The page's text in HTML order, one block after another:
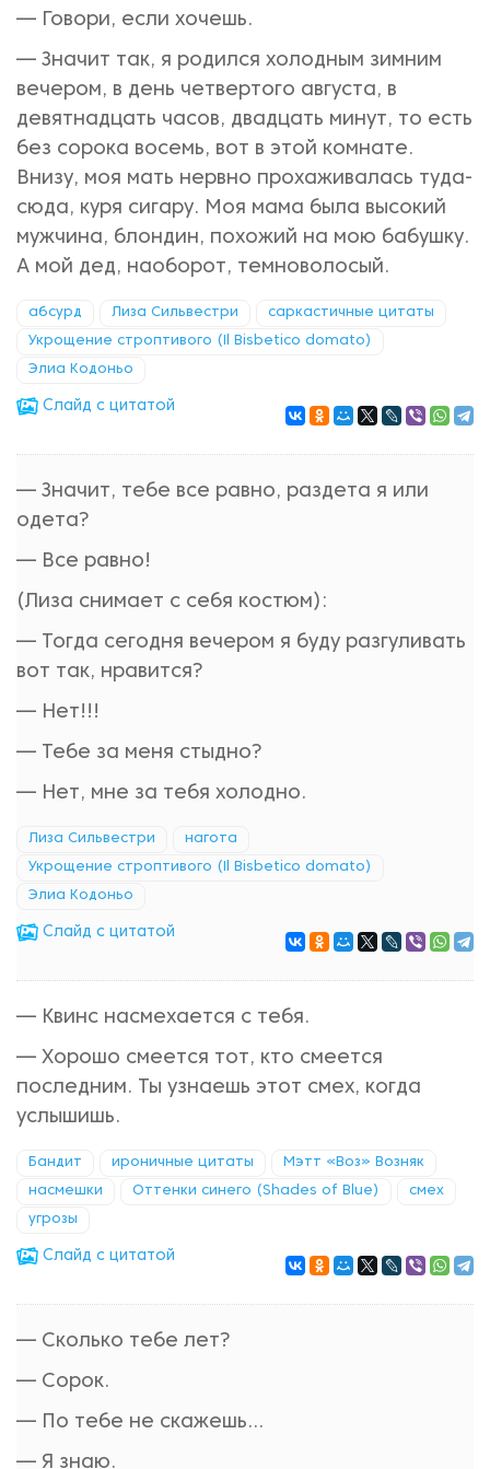
— Говори, если хочешь.
— Значит так, я родился холодным зимним
вечером, в день четвертого августа, в
девятнадцать часов, двадцать минут, то есть
без сорока восемь, вот в этой комнате.
Внизу, моя мать нервно прохаживалась туда-
сюда, куря сигару. Моя мама была высокий
мужчина, блондин, похожий на мою бабушку.
А мой дед, наоборот, темноволосый.
абсурд Лиза Сильвестри саркастичные цитаты
Укрощение строптивого (Il Bisbetico domato)
Элиа Кодоньо
Cлайд с цитатой
— Значит, тебе все равно, раздета я или
одета?
— Все равно!
(Лиза снимает с себя костюм):
— Тогда сегодня вечером я буду разгуливать
вот так, нравится?
— Нет!!!
— Тебе за меня стыдно?
— Нет, мне за тебя холодно.
Лиза Сильвестри нагота
Укрощение строптивого (Il Bisbetico domato)
Элиа Кодоньо
Cлайд с цитатой
— Квинс насмехается с тебя.
— Хорошо смеется тот, кто смеется
последним. Ты узнаешь этот смех, когда
услышишь.
Бандит ироничные цитаты Мэтт «Воз» Возняк
насмешки Оттенки синего (Shades of Blue) смех
угрозы
Cлайд с цитатой
— Сколько тебе лет?
— Сорок.
— По тебе не скажешь…
— Я знаю.